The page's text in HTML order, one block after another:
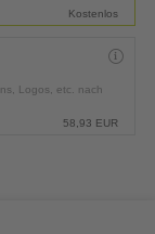
Kostenlos
Logos, etc. nach
58,93 EUR